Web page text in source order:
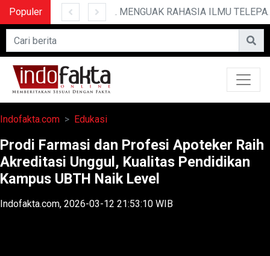
Populer MENGUAK RAHASIA ILMU TELEPATI
Indofakta.com Edukasi
Prodi Farmasi dan Profesi Apoteker Raih
Akreditasi Unggul, Kualitas Pendidikan
Kampus UBTH Naik Level
Indofakta.com, 2026-03-12 21:53:10 WIB